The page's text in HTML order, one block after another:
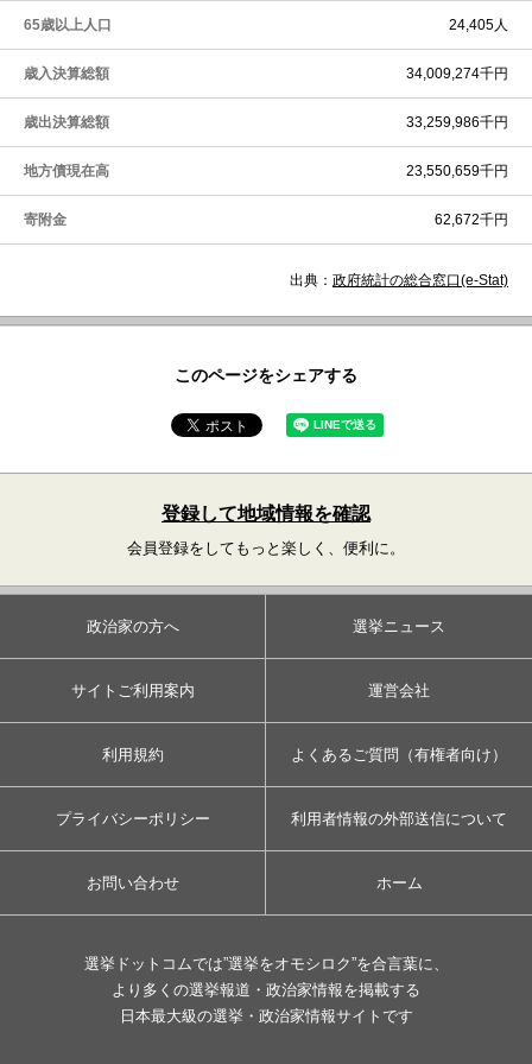
65歳以上人口 24,405人
歳入決算総額 34,009,274千円
歳出決算総額 33,259,986千円
地方債現在高 23,550,659千円
寄附金 62,672千円
出典： 政府統計の総合窓口(e-Stat)
このページをシェアする
登録して地域情報を確認
会員登録をしてもっと楽しく、便利に。
政治家の方へ 選挙ニュース
サイトご利用案内 運営会社
利用規約 よくあるご質問（有権者向け）
プライバシーポリシー 利用者情報の外部送信について
お問い合わせ ホーム
選挙ドットコムでは”選挙をオモシロク”を合言葉に、
より多くの選挙報道・政治家情報を掲載する
日本最大級の選挙・政治家情報サイトです